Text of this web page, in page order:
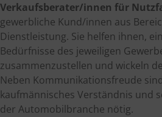
Verkaufsberater/innen für
gewerbliche Kund/innen aus
Dienstleistung. Sie helfen ihnen,
Bedürfnisse des jeweiligen
zusammenzustellen und wickeln
Neben Kommunikationsfreude
kaufmännisches Verständnis und
der Automobilbranche nötig.